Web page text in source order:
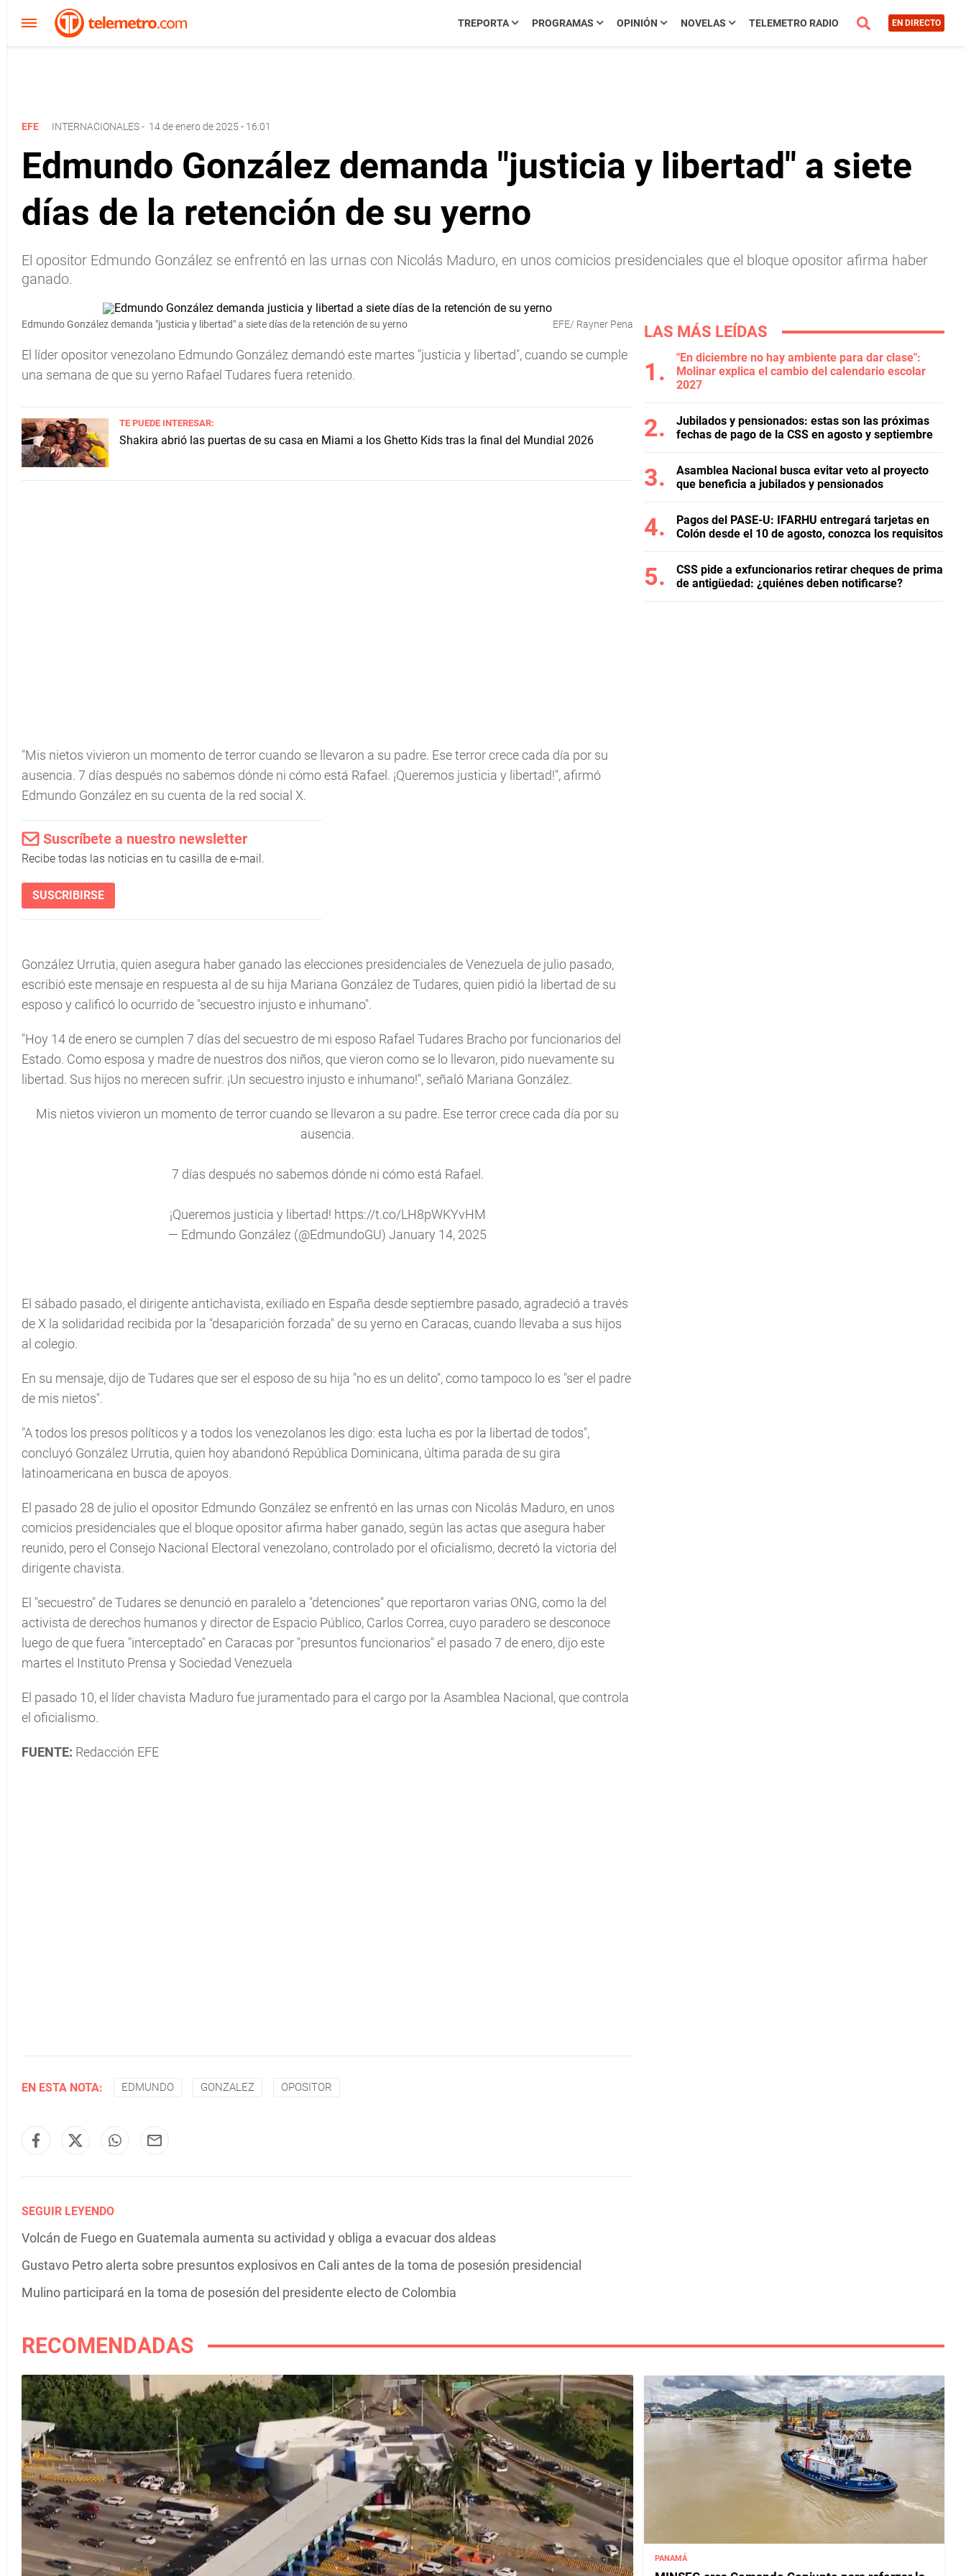
TREPORTA PROGRAMAS OPINIÓN NOVELAS TELEMETRO RADIO EN DIRECTO
EFE INTERNACIONALES- 14 de enero de 2025 - 16:01
Edmundo González demanda "justicia y libertad" a siete
días de la retención de su yerno
El opositor Edmundo González se enfrentó en las urnas con Nicolás Maduro, en unos comicios presidenciales que el bloque opositor afirma haber
ganado.
Edmundo González demanda "justicia y libertad" a siete días de la retención de su yerno EFE/ Rayner Pena
El líder opositor venezolano Edmundo González demandó este martes "justicia y libertad", cuando se cumple
una semana de que su yerno Rafael Tudares fuera retenido.
TE PUEDE INTERESAR:
Shakira abrió las puertas de su casa en Miami a los Ghetto Kids tras la final del Mundial 2026
"Mis nietos vivieron un momento de terror cuando se llevaron a su padre. Ese terror crece cada día por su
ausencia. 7 días después no sabemos dónde ni cómo está Rafael. ¡Queremos justicia y libertad!", afirmó
Edmundo González en su cuenta de la red social X.
Suscríbete a nuestro newsletter
Recibe todas las noticias en tu casilla de e-mail.
SUSCRIBIRSE
González Urrutia, quien asegura haber ganado las elecciones presidenciales de Venezuela de julio pasado,
escribió este mensaje en respuesta al de su hija Mariana González de Tudares, quien pidió la libertad de su
esposo y calificó lo ocurrido de "secuestro injusto e inhumano".
"Hoy 14 de enero se cumplen 7 días del secuestro de mi esposo Rafael Tudares Bracho por funcionarios del
Estado. Como esposa y madre de nuestros dos niños, que vieron como se lo llevaron, pido nuevamente su
libertad. Sus hijos no merecen sufrir. ¡Un secuestro injusto e inhumano!", señaló Mariana González.
Mis nietos vivieron un momento de terror cuando se llevaron a su padre. Ese terror crece cada día por su
ausencia.
7 días después no sabemos dónde ni cómo está Rafael.
¡Queremos justicia y libertad! https://t.co/LH8pWKYvHM
— Edmundo González (@EdmundoGU) January 14, 2025
El sábado pasado, el dirigente antichavista, exiliado en España desde septiembre pasado, agradeció a través
de X la solidaridad recibida por la "desaparición forzada" de su yerno en Caracas, cuando llevaba a sus hijos
al colegio.
En su mensaje, dijo de Tudares que ser el esposo de su hija "no es un delito", como tampoco lo es "ser el padre
de mis nietos".
"A todos los presos políticos y a todos los venezolanos les digo: esta lucha es por la libertad de todos",
concluyó González Urrutia, quien hoy abandonó República Dominicana, última parada de su gira
latinoamericana en busca de apoyos.
El pasado 28 de julio el opositor Edmundo González se enfrentó en las urnas con Nicolás Maduro, en unos
comicios presidenciales que el bloque opositor afirma haber ganado, según las actas que asegura haber
reunido, pero el Consejo Nacional Electoral venezolano, controlado por el oficialismo, decretó la victoria del
dirigente chavista.
El "secuestro" de Tudares se denunció en paralelo a "detenciones" que reportaron varias ONG, como la del
activista de derechos humanos y director de Espacio Público, Carlos Correa, cuyo paradero se desconoce
luego de que fuera "interceptado" en Caracas por "presuntos funcionarios" el pasado 7 de enero, dijo este
martes el Instituto Prensa y Sociedad Venezuela
El pasado 10, el líder chavista Maduro fue juramentado para el cargo por la Asamblea Nacional, que controla
el oficialismo.
FUENTE: Redacción EFE
EN ESTA NOTA: EDMUNDO GONZALEZ OPOSITOR
SEGUIR LEYENDO
Volcán de Fuego en Guatemala aumenta su actividad y obliga a evacuar dos aldeas
Gustavo Petro alerta sobre presuntos explosivos en Cali antes de la toma de posesión presidencial
Mulino participará en la toma de posesión del presidente electo de Colombia
LAS MÁS LEÍDAS
"En diciembre no hay ambiente para dar clase":
Molinar explica el cambio del calendario escolar
2027
Jubilados y pensionados: estas son las próximas
fechas de pago de la CSS en agosto y septiembre
Asamblea Nacional busca evitar veto al proyecto
que beneficia a jubilados y pensionados
Pagos del PASE-U: IFARHU entregará tarjetas en
Colón desde el 10 de agosto, conozca los requisitos
CSS pide a exfuncionarios retirar cheques de prima
de antigüedad: ¿quiénes deben notificarse?
RECOMENDADAS
PANAMÁ